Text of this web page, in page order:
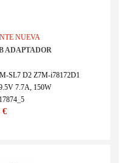
NUEVA
ADAPTADOR
SL7 D2 Z7M-i78172D1
7.7A, 150W
€